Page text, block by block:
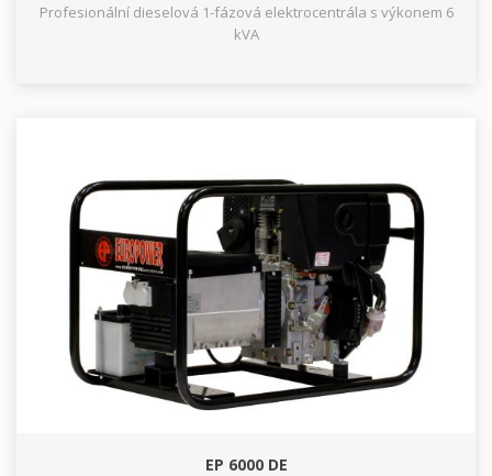
Profesionální dieselová 1-fázová elektrocentrála s výkonem 6
kVA
EP 6000 DE